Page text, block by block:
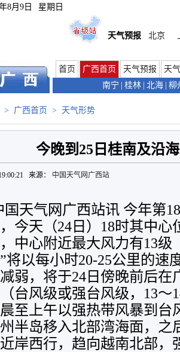
8月9日 星期日
天气预报 北京
首页 广西首页 天气预报
天
南宁
桂林 北海 柳
> 广西首页 > 天气形势
今晚到25日桂南及沿
来源： 中国天气网广西站
国天气网广西站讯 今年第
今天（24日）18时其中心
，中心附近最大风力有13级
将以每小时20-25公里的速
弱，将于24日傍晚前后在
台风级或强台风级，13～
至上午以强热带风暴到台
半岛移入北部湾海面，之
岸西行，趋向越南北部，